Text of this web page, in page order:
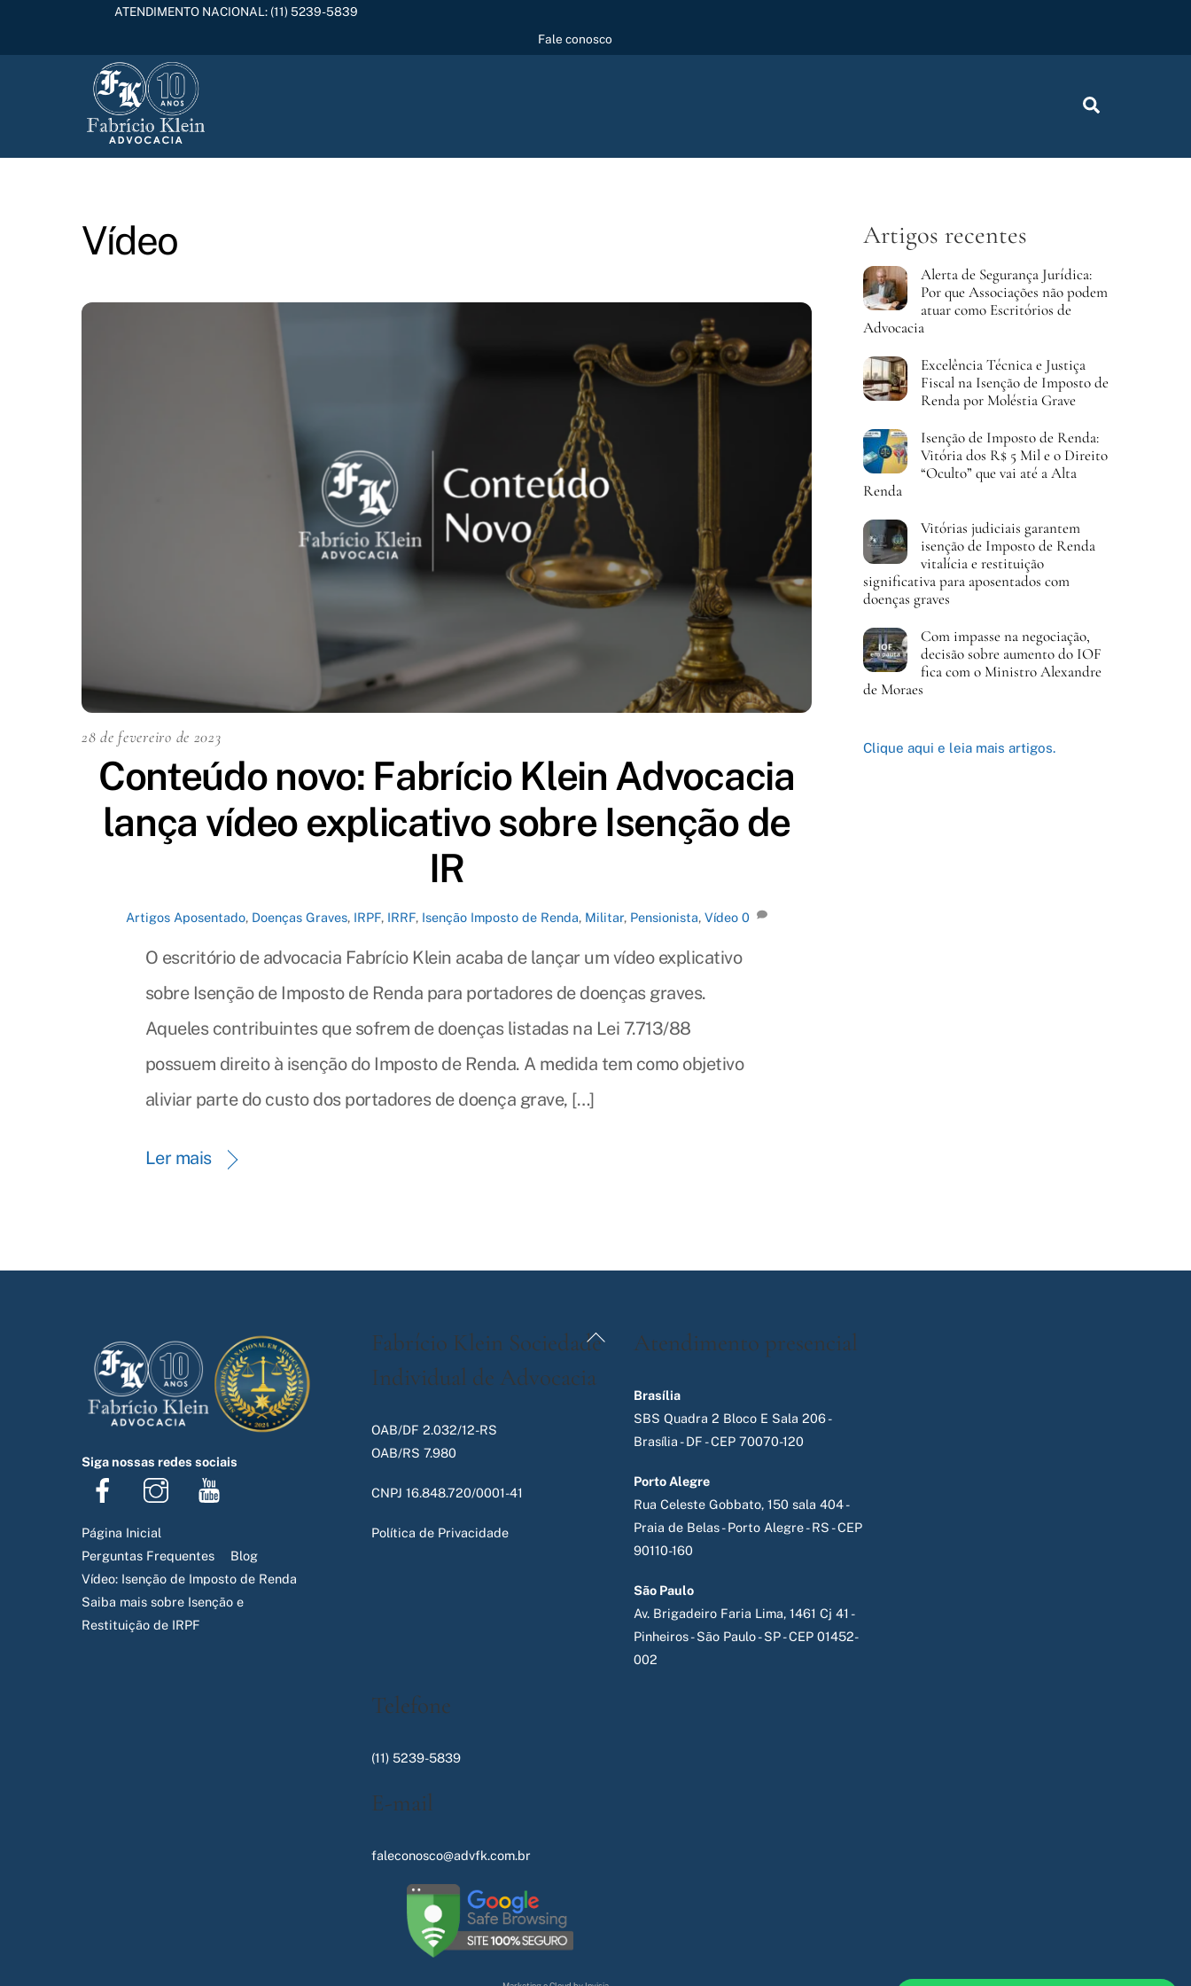
content
ATENDIMENTO NACIONAL: (11) 5239-5839
Fale conosco
Vídeo
28 de fevereiro de 2023
Conteúdo novo: Fabrício Klein Advocacia
lança vídeo explicativo sobre Isenção de
IR
Artigos Aposentado, Doenças Graves, IRPF, IRRF, Isenção Imposto de Renda, Militar, Pensionista,Vídeo 0
O escritório de advocacia Fabrício Klein acaba de lançar um vídeo explicativo
sobre Isenção de Imposto de Renda para portadores de doenças graves.
Aqueles contribuintes que sofrem de doenças listadas na Lei 7.713/88
possuem direito à isenção do Imposto de Renda. A medida tem como objetivo
aliviar parte do custo dos portadores de doença grave, […]
Ler mais
Artigos recentes
Alerta de Segurança Jurídica:
Por que Associações não podem
atuar como Escritórios de
Advocacia
Excelência Técnica e Justiça
Fiscal na Isenção de Imposto de
Renda por Moléstia Grave
Isenção de Imposto de Renda:
Vitória dos R$ 5 Mil e o Direito
“Oculto” que vai até a Alta
Renda
Vitórias judiciais garantem
isenção de Imposto de Renda
vitalícia e restituição
significativa para aposentados com
doenças graves
Com impasse na negociação,
decisão sobre aumento do IOF
fica com o Ministro Alexandre
de Moraes
Clique aqui e leia mais artigos.
Back
Siga nossas redes sociais
Facebook
Instagram
Página Inicial
Perguntas Frequentes
Blog
Vídeo: Isenção de Imposto de Renda
Saiba mais sobre Isenção e
Restituição de IRPF
Fabrício Klein Sociedade
Individual de Advocacia
OAB/DF 2.032/12-RS
OAB/RS 7.980
CNPJ 16.848.720/0001-41
Política de Privacidade
Atendimento presencial
Brasília
SBS Quadra 2 Bloco E Sala 206 -
Brasília - DF - CEP 70070-120
Porto Alegre
Rua Celeste Gobbato, 150 sala 404 -
Praia de Belas - Porto Alegre - RS - CEP
90110-160
São Paulo
Av. Brigadeiro Faria Lima, 1461 Cj 41 -
Pinheiros - São Paulo - SP - CEP 01452-
002
Telefone
(11) 5239-5839
E-mail
faleconosco@advfk.com.br